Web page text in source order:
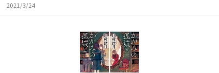
2021/3/24